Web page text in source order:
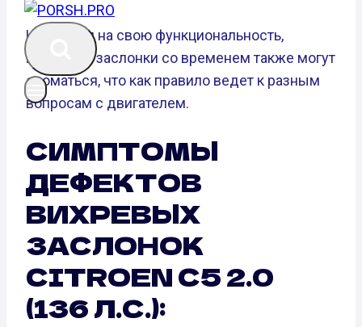
Не взирая на свою функциональность,
вихревые заслонки со временем также могут
сломаться, что как правило ведет к разным
вопросам с двигателем.
СИМПТОМЫ
ДЕФЕКТОВ
ВИХРЕВЫХ
ЗАСЛОНОК
CITROEN C5 2.0
(136 Л.С.):